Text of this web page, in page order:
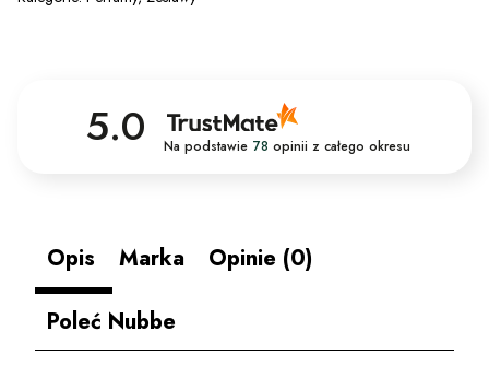
5.0 Na podstawie 78 opinii z całego okresu
Opis Marka
Opinie (0)
Poleć Nubbe